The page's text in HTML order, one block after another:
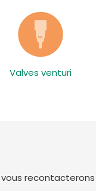
Valves venturi
recontacterons